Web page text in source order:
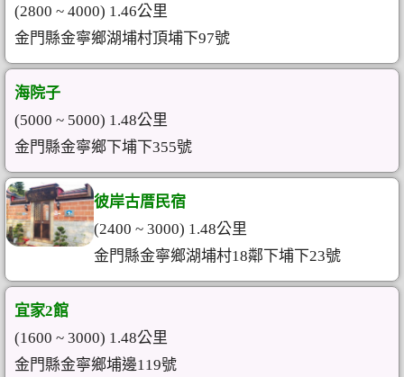
(2800 ~ 4000) 1.46公里
金門縣金寧鄉湖埔村頂埔下97號
海院子
(5000 ~ 5000) 1.48公里
金門縣金寧鄉下埔下355號
彼岸古厝民宿
(2400 ~ 3000) 1.48公里
金門縣金寧鄉湖埔村18鄰下埔下23號
宜家2館
(1600 ~ 3000) 1.48公里
金門縣金寧鄉埔邊119號